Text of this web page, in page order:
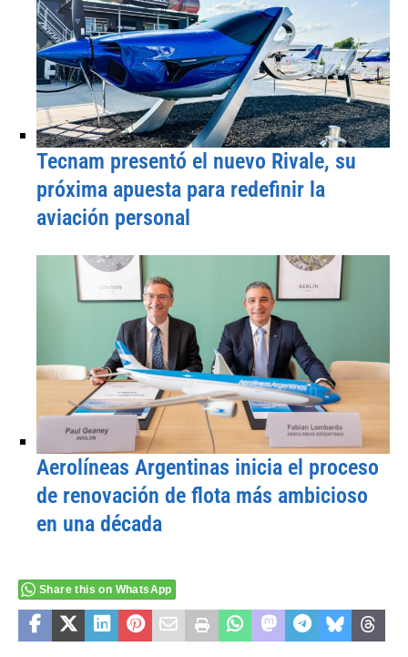
Tecnam presentó el nuevo Rivale, su
próxima apuesta para redefinir la
aviación personal
Aerolíneas Argentinas inicia el proceso
de renovación de flota más ambicioso
en una década
Share this on WhatsApp